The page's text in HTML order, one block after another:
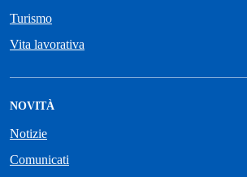
Turismo
Vita lavorativa
NOVITÀ
Notizie
Comunicati